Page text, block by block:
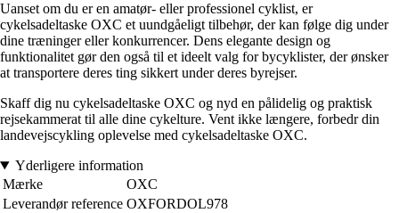
Uanset om du er en amatør- eller professionel cyklist, er
cykelsadeltaske OXC et uundgåeligt tilbehør, der kan følge dig under
dine træninger eller konkurrencer. Dens elegante design og
funktionalitet gør den også til et ideelt valg for bycyklister, der ønsker
at transportere deres ting sikkert under deres byrejser.
Skaff dig nu cykelsadeltaske OXC og nyd en pålidelig og praktisk
rejsekammerat til alle dine cykelture. Vent ikke længere, forbedr din
landevejscykling oplevelse med cykelsadeltaske OXC.
Yderligere information
Mærke
OXC
Leverandør reference OXFORDOL978